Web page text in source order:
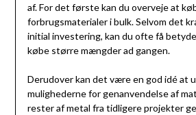
af. For det første kan du overveje at
forbrugsmaterialer i bulk. Selvom det
initial investering, kan du ofte få
købe større mængder ad gangen.
Derudover kan det være en god idé at
mulighederne for genanvendelse af
rester af metal fra tidligere projekter